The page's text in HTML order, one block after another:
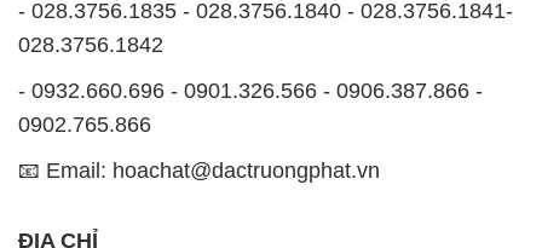
📧 Email: hoachat@dactruongphat.vn
ĐỊA CHỈ
1229C Quốc lộ 1A, Phường Bình Trị Đông B,
Quận Bình Tân, TP. Hồ Chí Minh